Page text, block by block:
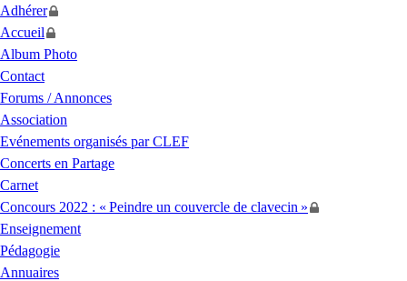
Adhérer
Accueil
Album Photo
Contact
Forums / Annonces
Association
Evénements organisés parCLEF
Concerts en Partage
Carnet
Concours 2022 : « Peindre un couvercle de clavecin »
Enseignement
Pédagogie
Annuaires